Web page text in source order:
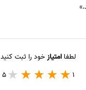
لطفاامتیازخود را ثبت کنید
1
5